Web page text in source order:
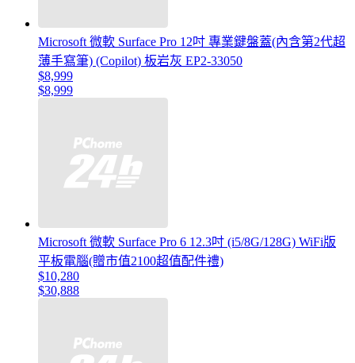
Microsoft 微軟 Surface Pro 12吋 專業鍵盤蓋(內含第2代超
薄手寫筆) (Copilot) 板岩灰 EP2-33050
$8,999
$8,999
Microsoft 微軟 Surface Pro 6 12.3吋 (i5/8G/128G) WiFi版
平板電腦(贈市值2100超值配件禮)
$10,280
$30,888